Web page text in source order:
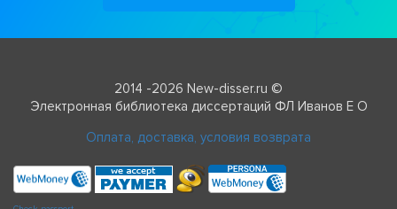
2014 -2026 New-disser.ru ©
Электронная библиотека диссертаций ФЛ Иванов Е О
Оплата, доставка, условия возврата